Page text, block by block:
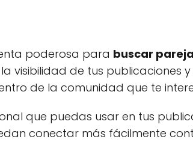
poderosa para buscar
visibilidad de tus publicaciones
de la comunidad que te
que puedas usar en tus
conectar más fácilmente